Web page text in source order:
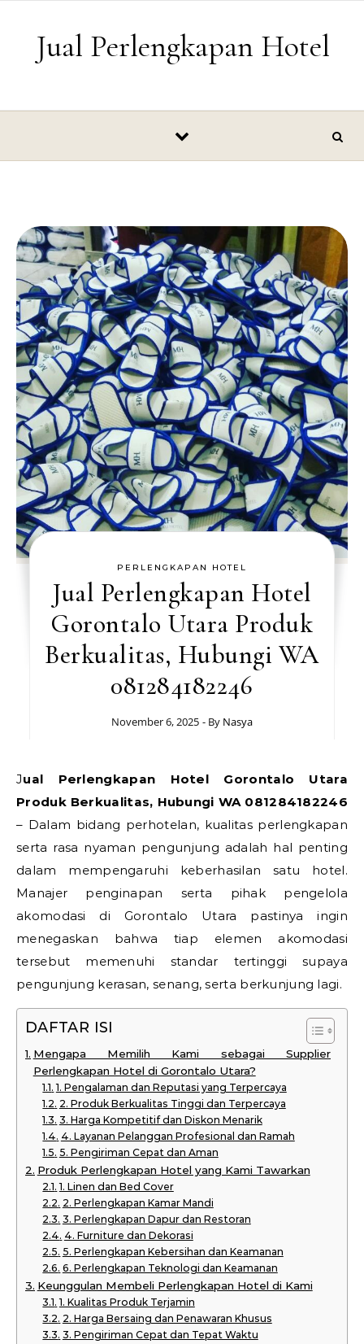
Jual Perlengkapan Hotel
PERLENGKAPAN HOTEL
Jual Perlengkapan Hotel
Gorontalo Utara Produk
Berkualitas, Hubungi WA
081284182246
November 6, 2025 - By Nasya
Jual Perlengkapan Hotel Gorontalo Utara
Produk Berkualitas, Hubungi WA 081284182246
– Dalam bidang perhotelan, kualitas perlengkapan
serta rasa nyaman pengunjung adalah hal penting
dalam mempengaruhi keberhasilan satu hotel.
Manajer penginapan serta pihak pengelola
akomodasi di Gorontalo Utara pastinya ingin
menegaskan bahwa tiap elemen akomodasi
tersebut memenuhi standar tertinggi supaya
pengunjung kerasan, senang, serta berkunjung lagi.
DAFTAR ISI
Mengapa Memilih Kami sebagai Supplier
Perlengkapan Hotel di Gorontalo Utara?
1. Pengalaman dan Reputasi yang Terpercaya
2. Produk Berkualitas Tinggi dan Terpercaya
3. Harga Kompetitif dan Diskon Menarik
4. Layanan Pelanggan Profesional dan Ramah
5. Pengiriman Cepat dan Aman
Produk Perlengkapan Hotel yang Kami Tawarkan
1. Linen dan Bed Cover
2. Perlengkapan Kamar Mandi
3. Perlengkapan Dapur dan Restoran
4. Furniture dan Dekorasi
5. Perlengkapan Kebersihan dan Keamanan
6. Perlengkapan Teknologi dan Keamanan
Keunggulan Membeli Perlengkapan Hotel di Kami
1. Kualitas Produk Terjamin
2. Harga Bersaing dan Penawaran Khusus
3. Pengiriman Cepat dan Tepat Waktu